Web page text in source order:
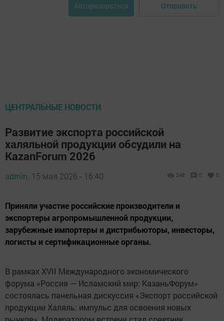
Авторизоваться Отправить
ЦЕНТРАЛЬНЫЕ НОВОСТИ
Развитие экспорта российской
халяльной продукции обсудили на
KazanForum 2026
admin, 15 мая 2026 - 16:40 248 0 0
Приняли участие российские производители и
экспортеры агропромышленной продукции,
зарубежные импортеры и дистрибьюторы, инвесторы,
логисты и сертификационные органы.
В рамках XVII Международного экономического
форума «Россия — Исламский мир: КазаньФорум»
состоялась панельная дискуссия «Экспорт российской
продукции Халяль: импульс для освоения новых